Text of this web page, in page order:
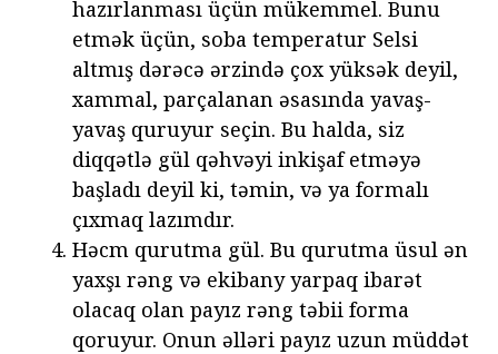
hazırlanması üçün mükemmel. Bunu
etmək üçün, soba temperatur Selsi
altmış dərəcə ərzində çox yüksək deyil,
xammal, parçalanan əsasında yavaş-
yavaş quruyur seçin. Bu halda, siz
diqqətlə gül qəhvəyi inkişaf etməyə
başladı deyil ki, təmin, və ya formalı
çıxmaq lazımdır.
Həcm qurutma gül. Bu qurutma üsul ən
yaxşı rəng və ekibany yarpaq ibarət
olacaq olan payız rəng təbii forma
qoruyur. Onun əlləri payız uzun müddət